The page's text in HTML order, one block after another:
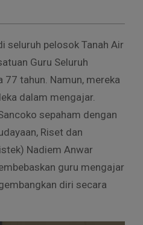
seluruh pelosok Tanah Air
Guru Seluruh
77 tahun. Namun, mereka
dalam mengajar.
sepaham dengan
Riset dan
Nadiem Anwar
guru mengajar
diri secara